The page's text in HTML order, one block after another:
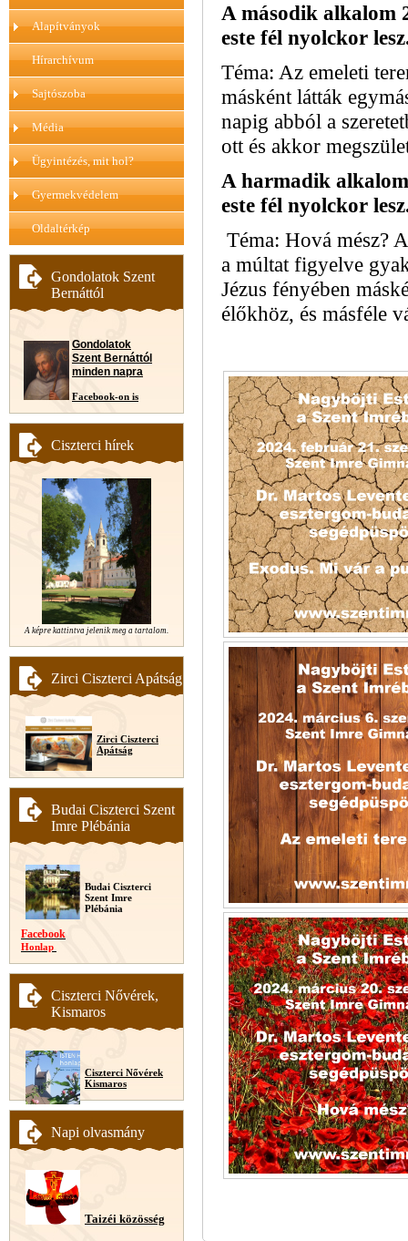
Alapítványok
Hírarchívum
Sajtószoba
Média
Ügyintézés, mit hol?
Gyermekvédelem
Oldaltérkép
Gondolatok Szent
Bernáttól
Gondolatok
Szent Bernáttól
minden napra
Facebook-on is
Ciszterci hírek
A képre kattintva jelenik meg a tartalom.
Zirci Ciszterci Apátság
Zirci Ciszterci
Apátság
Budai Ciszterci Szent
Imre Plébánia
Budai Ciszterci
Szent Imre
Plébánia
Facebook
Honlap
Ciszterci Nővérek,
Kismaros
Ciszterci Nővérek
Kismaros
Napi olvasmány
Taizéi közösség
A második alkalom
este fél nyolckor
Téma: Az emeleti
másként látták
napig abból a
ott és akkor
A harmadik
este fél nyolckor
Téma: Hová mész?
a múltat figyelve
Jézus fényében
élőkhöz, és másféle